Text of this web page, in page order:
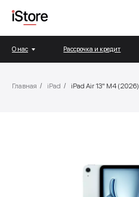
О нас Рассрочка и кредит
Главная / iPad / iPad Air 13" M4 (2026)